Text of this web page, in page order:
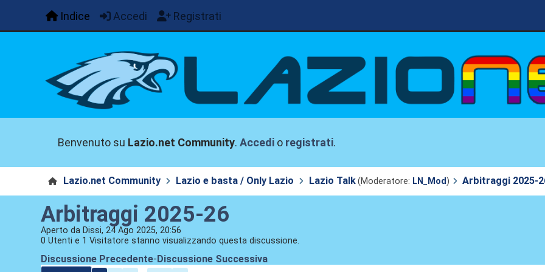
Indice Accedi Registrati
Benvenuto su Lazio.net Community.Accedi o registrati.
Lazio.net Community Lazio e basta / Only Lazio Lazio Talk(Moderatore: LN_Mod) Arbitraggi 2025-
Arbitraggi 2025-26
Aperto da Dissi, 24 Ago 2025, 20:56
0 Utenti e 1 Visitatore stanno visualizzando questa discussione.
Discussione Precedente- Discussione Successiva